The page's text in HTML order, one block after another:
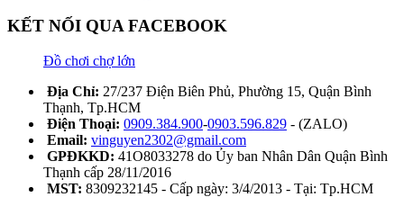
KẾT NỐI QUA FACEBOOK
Đồ chơi chợ lớn
Địa Chỉ: 27/237 Điện Biên Phủ, Phường 15, Quận Bình
Thạnh, Tp.HCM
Điện Thoại: 0909.384.900-0903.596.829 - (ZALO)
Email: vinguyen2302@gmail.com
GPĐKKD: 41O8033278 do Ủy ban Nhân Dân Quận Bình
Thạnh cấp 28/11/2016
MST: 8309232145 - Cấp ngày: 3/4/2013 - Tại: Tp.HCM